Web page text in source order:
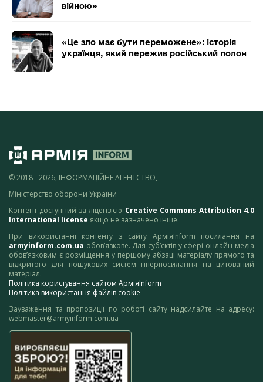
війною»
«Це зло має бути переможене»: історія
українця, який пережив російський полон
© 2018 - 2026, ІНФОРМАЦІЙНЕ АГЕНТСТВО,
Міністерство оборони України
Контент доступний за ліцензією Creative Commons Attribution 4.0
International license якщо не зазначено інше.
При використанні контенту з сайту АрміяInform посилання на
armyinform.com.ua обов’язкове. Для суб’єктів у сфері онлайн-медіа
обов’язковим є розміщення у першому абзаці матеріалу прямого та
відкритого для пошукових систем гіперпосилання на цитований
матеріал.
Політика користування сайтом АрміяInform
Політика використання файлів cookie
Зауваження та пропозиції по роботі сайту надсилайте на адресу:
webmaster@armyinform.com.ua